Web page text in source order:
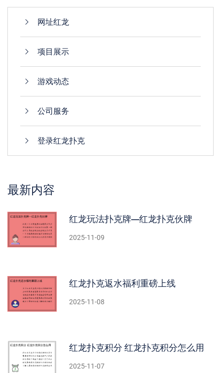
网址红龙
项目展示
游戏动态
公司服务
登录红龙扑克
最新内容
红龙玩法扑克牌—红龙扑克伙牌
2025-11-09
红龙扑克返水福利重磅上线
2025-11-08
红龙扑克积分 红龙扑克积分怎么用
2025-11-07